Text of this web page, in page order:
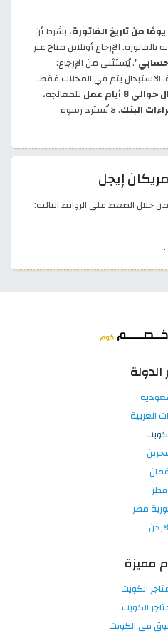
، بشرط أن
الإرجاع أونلاين متاح عبر
". يُستثنى من الإرجاع:
الاستبدال يتم في المحلات فقط.
أيام عمل
للمعالجة،
. لا تُسترد رسوم
إيجل
الضغط على الروابط التالية:
.
الدولة
العربية
عُمان
قطر
مصر
مميزة
الكويت
الكويت
في الكويت